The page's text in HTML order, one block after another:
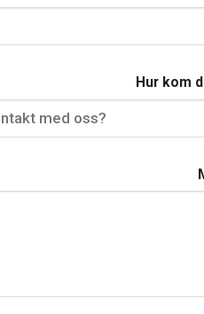
Hur kom